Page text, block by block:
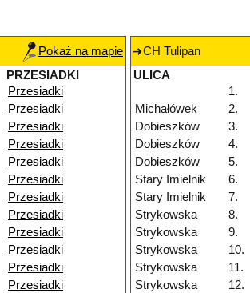
Pokaż na mapie
PRZESIADKI
Przesiadki
Przesiadki
Przesiadki
Przesiadki
Przesiadki
Przesiadki
Przesiadki
Przesiadki
Przesiadki
Przesiadki
Przesiadki
Przesiadki
CH Tulipan
ULICA
1.
Michałówek
2.
Dobieszków
3.
Dobieszków
4.
Dobieszków
5.
Stary Imielnik
6.
Stary Imielnik
7.
Strykowska
8.
Strykowska
9.
Strykowska
10.
Strykowska
11.
Strykowska
12.